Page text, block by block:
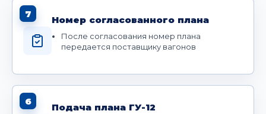
7
Номер согласованного плана
После согласования номер плана
передается поставщику вагонов
6
Подача плана ГУ-12